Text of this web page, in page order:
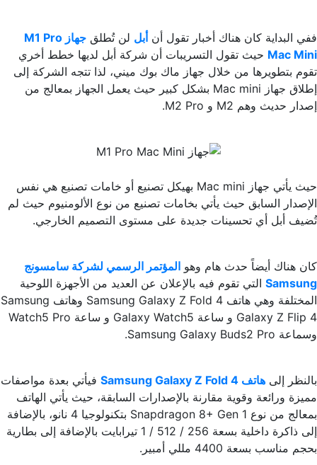
ففي البداية كان هناك أخبار تقول أن أبل لن تُطلق
جهاز M1 Pro
Mac Mini حيث تقول التسريبات أن شركة أبل لديها خطط أخري
تقوم بتطويرها من خلال جهاز ماك بوك ميني، لذا تتجه الشركة إلى
إطلاق جهاز Mac mini‌ بشكل كبير حيث يعمل الجهاز بمعالج من
إصدار حديث وهم M2 و M2‌ Pro.
حيث يأتي جهاز Mac mini‌ بهيكل تصنيع أو خامات تصنيع هي نفس
الإصدار السابق حيث يأتي بخامات تصنيع من نوع الألومنيوم حيث لم
تُضيف أبل أي تحسينات جديدة على مستوى التصميم الخارجي.
كان هناك أيضاً حدث هام وهو المؤتمر الرسمي لشركة سامسونج
Samsung التي تقوم فيه بالإعلان عن العديد من الأجهزة اللوحية
المختلفة وهي هاتف Samsung Galaxy Z Fold 4 وهاتف Samsung
Galaxy Z Flip 4 و ساعة Galaxy Watch5 و ساعة Watch5 Pro
وسماعة Samsung Galaxy Buds2 Pro.
بالنظر إلى هاتف Samsung Galaxy Z Fold 4
فيأتي بعدة مواصفات
مميزة ورائعة وقوية مقارنة بالإصدارات السابقة، حيث يأتي الهاتف
بمعالج من نوع Snapdragon 8+ Gen 1 بتكنولوجيا 4 نانو، بالإضافة
إلى ذاكرة داخلية بسعة 256 / 512 / 1 تيرابايت بالإضافة إلى بطارية
بحجم مناسب بسعة 4400 مللي أمبير.